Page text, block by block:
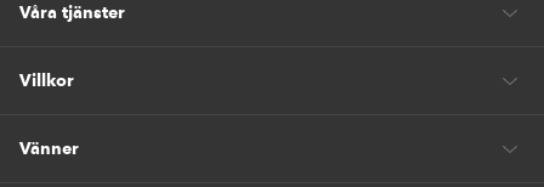
Våra tjänster
Villkor
Vänner